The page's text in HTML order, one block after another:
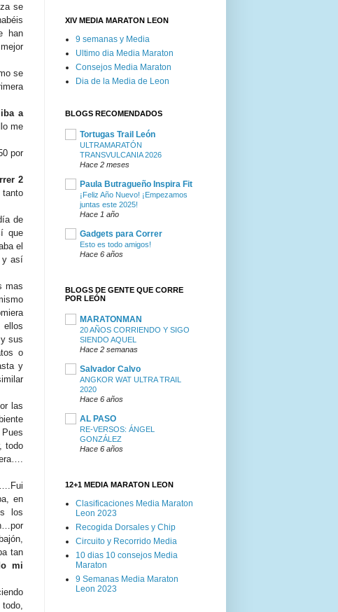
se
han
se
a
me
por
2
de
que
el
y así
mas
ellos
sus
o
y
las
todo
en
los
tan
mi
XIV MEDIA MARATON LEON
9 semanas y Media
Ultimo dia Media Maraton
Consejos Media Maraton
Dia de la Media de Leon
BLOGS RECOMENDADOS
Tortugas Trail León
ULTRAMARATÓN
TRANSVULCANIA 2026
Hace 2 meses
Paula Butragueño Inspira Fit
¡Feliz Año Nuevo! ¡Empezamos
juntas este 2025!
Hace 1 año
Gadgets para Correr
Esto es todo amigos!
Hace 6 años
BLOGS DE GENTE QUE CORRE
POR LEÓN
MARATONMAN
20 AÑOS CORRIENDO Y SIGO
SIENDO AQUEL
Hace 2 semanas
Salvador Calvo
ANGKOR WAT ULTRA TRAIL
2020
Hace 6 años
AL PASO
RE-VERSOS: ÁNGEL
GONZÁLEZ
Hace 6 años
12+1 MEDIA MARATON LEON
Clasificaciones Media Maraton
Leon 2023
Recogida Dorsales y Chip
Circuito y Recorrido Media
10 dias 10 consejos Media
Maraton
9 Semanas Media Maraton
Leon 2023